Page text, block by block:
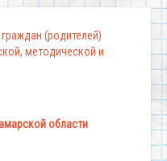
(родителей)
методической и
области